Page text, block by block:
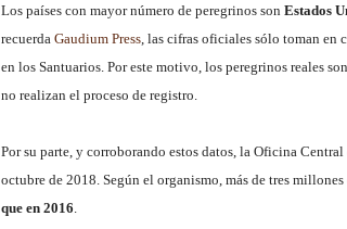
Los países con mayor número de peregrinos son Estados
recuerda Gaudium Press, las cifras oficiales sólo toman en
en los Santuarios. Por este motivo, los peregrinos reales
no realizan el proceso de registro.
Por su parte, y corroborando estos datos, la Oficina
octubre de 2018. Según el organismo, más de tres
que en 2016.